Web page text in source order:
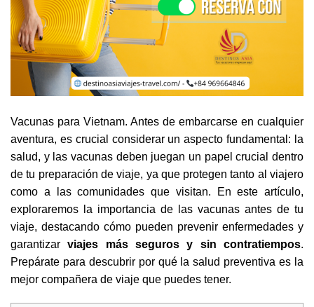
Vacunas para Vietnam. Antes de embarcarse en cualquier
aventura, es crucial considerar un aspecto fundamental: la
salud, y las vacunas deben juegan un papel crucial dentro
de tu preparación de viaje, ya que protegen tanto al viajero
como a las comunidades que visitan. En este artículo,
exploraremos la importancia de las vacunas antes de tu
viaje, destacando cómo pueden prevenir enfermedades y
garantizarviajes más seguros y sin contratiempos.
Prepárate para descubrir por qué la salud preventiva es la
mejor compañera de viaje que puedes tener.